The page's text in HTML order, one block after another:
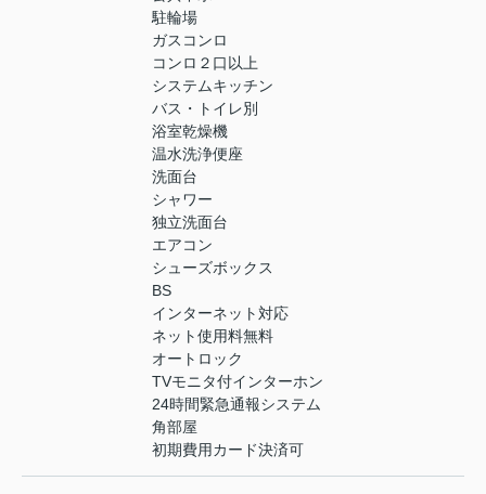
駐輪場
ガスコンロ
コンロ２口以上
システムキッチン
バス・トイレ別
浴室乾燥機
温水洗浄便座
洗面台
シャワー
独立洗面台
エアコン
シューズボックス
BS
インターネット対応
ネット使用料無料
オートロック
TVモニタ付インターホン
24時間緊急通報システム
角部屋
初期費用カード決済可